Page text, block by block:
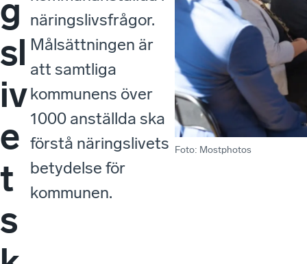
g
sl
iv
e
t
s
näringslivsfrågor.
Målsättningen är
att samtliga
kommunens över
1000 anställda ska
förstå näringslivets
betydelse för
kommunen.
Foto: Mostphotos